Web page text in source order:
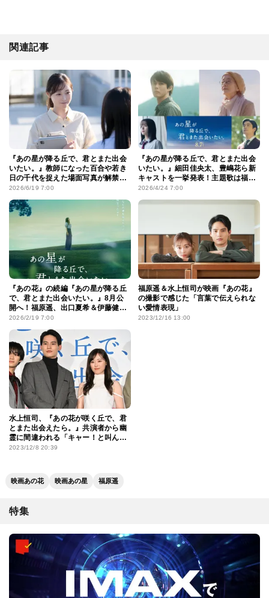
関連記事
『あの星が降る丘で、君とまた出会
いたい。』教師になった百合や若き
日の千代を捉えた場面写真が解禁！
最新予告も到着
2026/6/19 7:00
『あの星が降る丘で、君とまた出会
いたい。』細田佳央太、豊嶋花ら新
キャストを一挙発表！主題歌は福山
雅治が続投
2026/4/24 7:00
『あの花』の続編『あの星が降る丘
で、君とまた出会いたい。』8月公
開へ！福原遥、出口夏希＆伊藤健太
郎続投決定
2026/2/19 7:00
福原遥＆水上恒司が映画『あの花』
の撮影で感じた「言葉で伝えられな
い愛情表現」
2023/12/16 13:00
水上恒司、『あの花が咲く丘で、君
とまた出会えたら。』共演者から幽
霊に間違われる「キャー！と叫ん
だ」
2023/12/8 20:39
映画あの花 映画あの星 福原遥
特集